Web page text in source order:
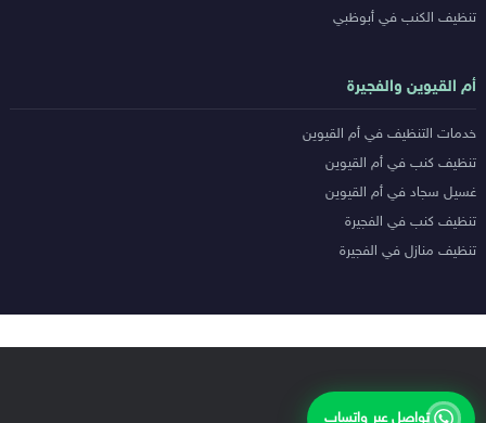
تنظيف الكنب في أبوظبي
أم القيوين والفجيرة
خدمات التنظيف في أم القيوين
تنظيف كنب في أم القيوين
غسيل سجاد في أم القيوين
تنظيف كنب في الفجيرة
تنظيف منازل في الفجيرة
تواصل عبر واتساب